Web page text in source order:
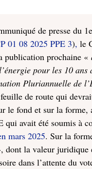
de presse du
01 08 2025 PPE 3),le
publication prochaine «
pour les 10
Pluriannuelle de
de route qui
le fond et sur la forme,
qui avait été soumis à
mars 2025. Sur la
dont la valeur juridique
dans l’attente du